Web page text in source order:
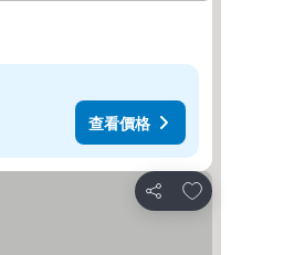
查看價格
分享
放到收藏夾